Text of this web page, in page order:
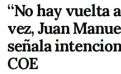
“No hay vuelta
vez, Juan
señala
COE